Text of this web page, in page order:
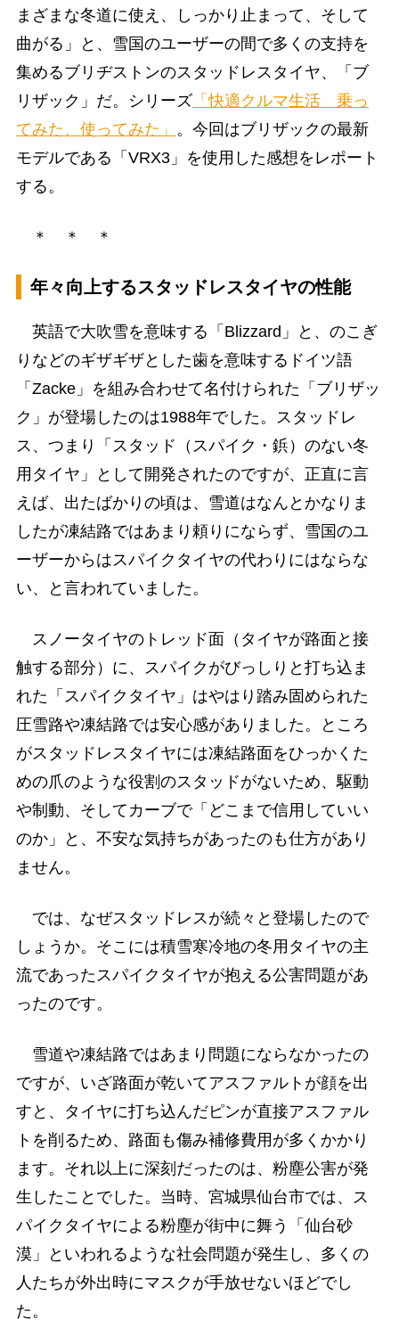
まざまな冬道に使え、しっかり止まって、そして
曲がる」と、雪国のユーザーの間で多くの支持を
集めるブリヂストンのスタッドレスタイヤ、「ブ
リザック」だ。シリーズ「快適クルマ生活 乗っ
てみた、使ってみた」 。今回はブリザックの最新
モデルである「VRX3」を使用した感想をレポート
する。
＊ ＊ ＊
年々向上するスタッドレスタイヤの性能
英語で大吹雪を意味する「Blizzard」と、のこぎ
りなどのギザギザとした歯を意味するドイツ語
「Zacke」を組み合わせて名付けられた「ブリザッ
ク」が登場したのは1988年でした。スタッドレ
ス、つまり「スタッド（スパイク・鋲）のない冬
用タイヤ」として開発されたのですが、正直に言
えば、出たばかりの頃は、雪道はなんとかなりま
したが凍結路ではあまり頼りにならず、雪国のユ
ーザーからはスパイクタイヤの代わりにはならな
い、と言われていました。
スノータイヤのトレッド面（タイヤが路面と接
触する部分）に、スパイクがびっしりと打ち込ま
れた「スパイクタイヤ」はやはり踏み固められた
圧雪路や凍結路では安心感がありました。ところ
がスタッドレスタイヤには凍結路面をひっかくた
めの爪のような役割のスタッドがないため、駆動
や制動、そしてカーブで「どこまで信用していい
のか」と、不安な気持ちがあったのも仕方があり
ません。
では、なぜスタッドレスが続々と登場したので
しょうか。そこには積雪寒冷地の冬用タイヤの主
流であったスパイクタイヤが抱える公害問題があ
ったのです。
雪道や凍結路ではあまり問題にならなかったの
ですが、いざ路面が乾いてアスファルトが顔を出
すと、タイヤに打ち込んだピンが直接アスファル
トを削るため、路面も傷み補修費用が多くかかり
ます。それ以上に深刻だったのは、粉塵公害が発
生したことでした。当時、宮城県仙台市では、ス
パイクタイヤによる粉塵が街中に舞う「仙台砂
漠」といわれるような社会問題が発生し、多くの
人たちが外出時にマスクが手放せないほどでし
た。